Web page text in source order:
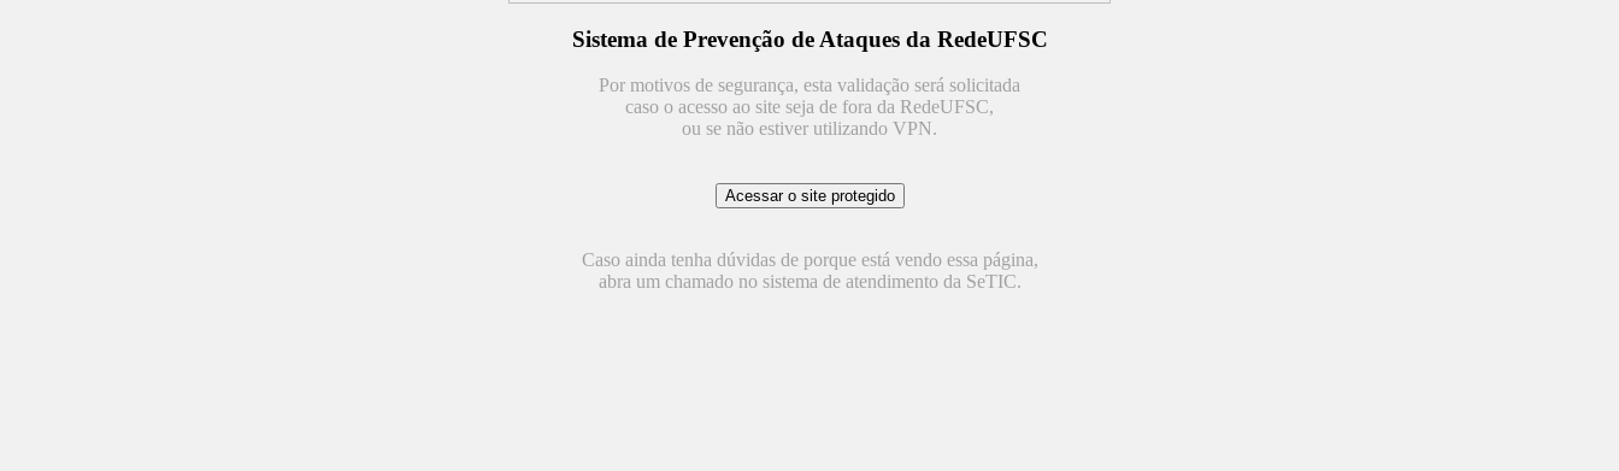
Sistema de Prevenção de Ataques da RedeUFSC
Por motivos de segurança, esta validação será solicitada
caso o acesso ao site seja de fora da RedeUFSC,
ou se não estiver utilizando VPN.
Caso ainda tenha dúvidas de porque está vendo essa página,
abra um chamado no sistema de atendimento da SeTIC.